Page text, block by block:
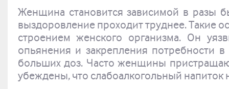
Женщина становится зависимой в разы
выздоровление проходит труднее. Такие
строением женского организма. Он
опьянения и закрепления потребности в
больших доз. Часто женщины
убеждены, что слабоалкогольный напиток